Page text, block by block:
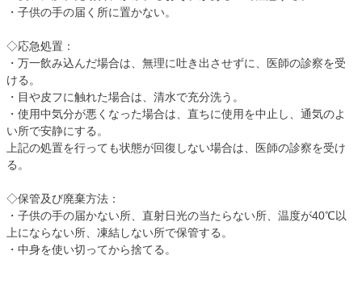
・子供の手の届く所に置かない。
◇応急処置：
・万一飲み込んだ場合は、無理に吐き出させずに、医師の診察を受
ける。
・目や皮フに触れた場合は、清水で充分洗う。
・使用中気分が悪くなった場合は、直ちに使用を中止し、通気のよ
い所で安静にする。
上記の処置を行っても状態が回復しない場合は、医師の診察を受け
る。
◇保管及び廃棄方法：
・子供の手の届かない所、直射日光の当たらない所、温度が40℃以
上にならない所、凍結しない所で保管する。
・中身を使い切ってから捨てる。